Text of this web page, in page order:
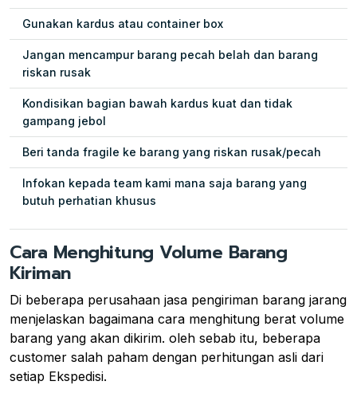
Gunakan kardus atau container box
Jangan mencampur barang pecah belah dan barang
riskan rusak
Kondisikan bagian bawah kardus kuat dan tidak
gampang jebol
Beri tanda fragile ke barang yang riskan rusak/pecah
Infokan kepada team kami mana saja barang yang
butuh perhatian khusus
Cara Menghitung Volume Barang
Kiriman
Di beberapa perusahaan jasa pengiriman barang jarang
menjelaskan bagaimana cara menghitung berat volume
barang yang akan dikirim. oleh sebab itu, beberapa
customer salah paham dengan perhitungan asli dari
setiap Ekspedisi.